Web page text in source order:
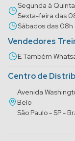
Segunda à
Sexta-feira das
Sábados das 08h
Vendedores
E Também
Centro de
Avenida
Belo
São Paulo - SP -